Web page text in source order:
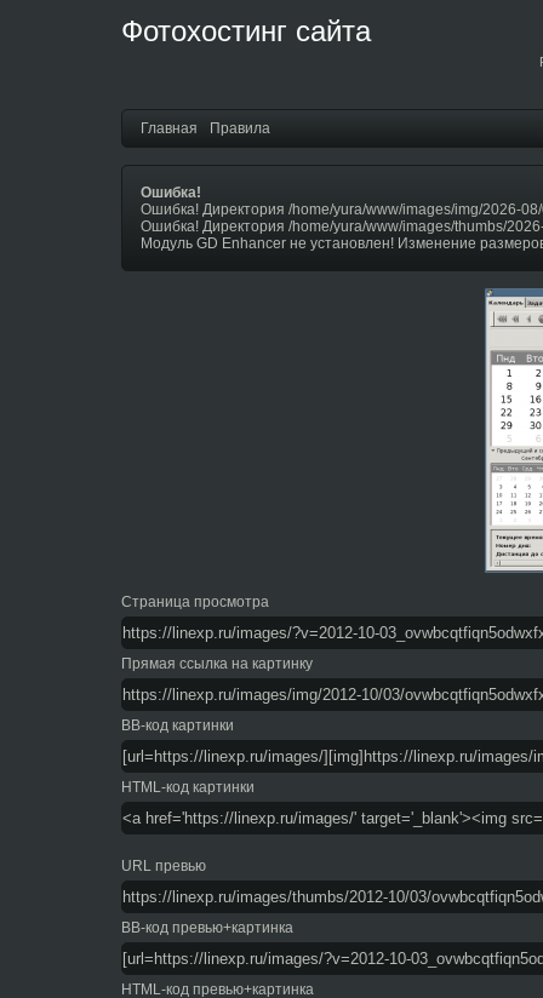
Фотохостинг сайта
Главная Правила
Ошибка!
Ошибка! Директория /home/yura/www/images/img/2026-
Ошибка! Директория /home/yura/www/images/thumbs/
Модуль GD Enhancer не установлен! Изменение
Страница просмотра
Прямая ссылка на картинку
BB-код картинки
HTML-код картинки
URL превью
BB-код превью+картинка
HTML-код превью+картинка